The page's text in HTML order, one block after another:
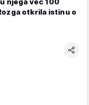
otkrila istinu o